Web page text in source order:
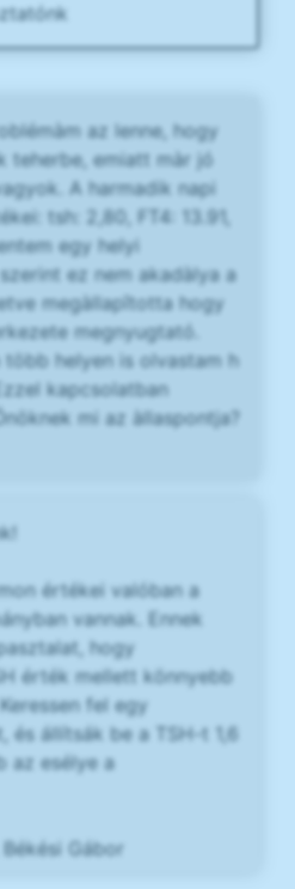
az lenne, hogy
teherbe, emiatt màr jó
A harmadik napi
tsh: 2,80, FT4: 13.91,
egy helyi
ez nem akadàlya a
megàllapîtotta hogy
megnyugtató.
több helyen is olvastam h
kapcsolatban
mi az àllaspontja?
értékei valóban a
vannak. Ennek
hogy
érték mellett könnyebb
fel egy
és állítsák be a TSH-t 1,6
az esélye a
Gábor